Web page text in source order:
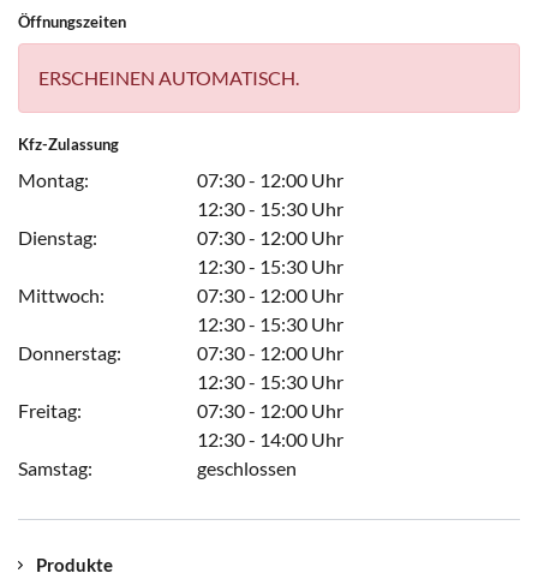
Öffnungszeiten
ERSCHEINEN AUTOMATISCH.
Kfz-Zulassung
Montag:
07:30 - 12:00 Uhr
12:30 - 15:30 Uhr
Dienstag:
07:30 - 12:00 Uhr
12:30 - 15:30 Uhr
Mittwoch:
07:30 - 12:00 Uhr
12:30 - 15:30 Uhr
Donnerstag:
07:30 - 12:00 Uhr
12:30 - 15:30 Uhr
Freitag:
07:30 - 12:00 Uhr
12:30 - 14:00 Uhr
Samstag:
geschlossen
Produkte